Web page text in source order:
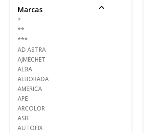
Marcas
*
**
***
AD ASTRA
AJMECHET
ALBA
ALBORADA
AMERICA
APE
ARCOLOR
ASB
AUTOFIX